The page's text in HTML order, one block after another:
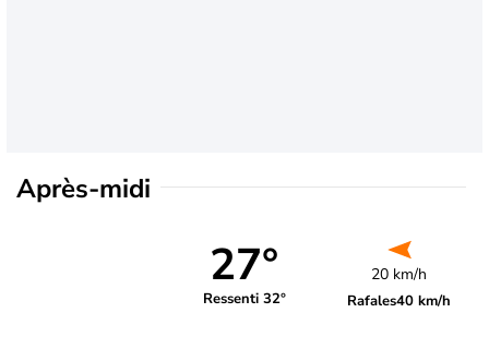
Après-midi
27°
Ressenti 32°
20 km/h
Rafales40 km/h